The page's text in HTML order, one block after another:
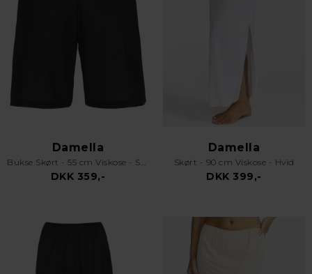
Damella
Bukse Skørt - 55 cm Viskose - Sort
DKK 359,-
Damella
Skørt - 90 cm Viskose - Hvid
DKK 399,-